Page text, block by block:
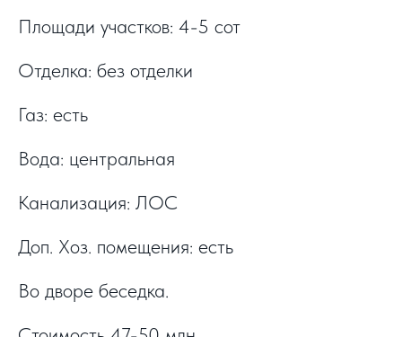
Площади участков: 4-5 сот
Отделка: без отделки
Газ: есть
Вода: центральная
Канализация: ЛОС
Доп. Хоз. помещения: есть
Во дворе беседка.